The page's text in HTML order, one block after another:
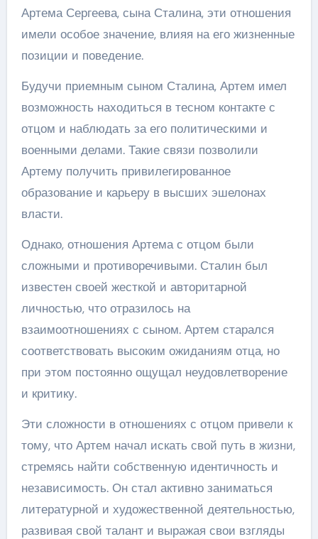
Артема Сергеева, сына Сталина, эти отношения
имели особое значение, влияя на его жизненные
позиции и поведение.
Будучи приемным сыном Сталина, Артем имел
возможность находиться в тесном контакте с
отцом и наблюдать за его политическими и
военными делами. Такие связи позволили
Артему получить привилегированное
образование и карьеру в высших эшелонах
власти.
Однако, отношения Артема с отцом были
сложными и противоречивыми. Сталин был
известен своей жесткой и авторитарной
личностью, что отразилось на
взаимоотношениях с сыном. Артем старался
соответствовать высоким ожиданиям отца, но
при этом постоянно ощущал неудовлетворение
и критику.
Эти сложности в отношениях с отцом привели к
тому, что Артем начал искать свой путь в жизни,
стремясь найти собственную идентичность и
независимость. Он стал активно заниматься
литературной и художественной деятельностью,
развивая свой талант и выражая свои взгляды